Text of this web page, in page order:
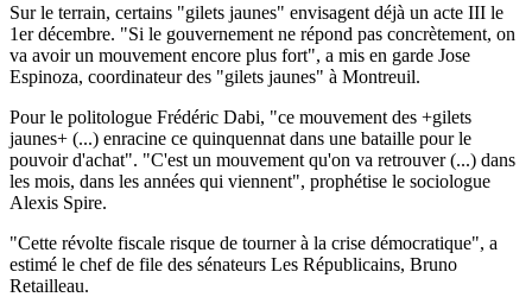
Sur le terrain, certains "gilets jaunes" envisagent déjà un acte III le
1er décembre. "Si le gouvernement ne répond pas concrètement, on
va avoir un mouvement encore plus fort", a mis en garde Jose
Espinoza, coordinateur des "gilets jaunes" à Montreuil.
Pour le politologue Frédéric Dabi, "ce mouvement des +gilets
jaunes+ (...) enracine ce quinquennat dans une bataille pour le
pouvoir d'achat". "C'est un mouvement qu'on va retrouver (...) dans
les mois, dans les années qui viennent", prophétise le sociologue
Alexis Spire.
"Cette révolte fiscale risque de tourner à la crise démocratique", a
estimé le chef de file des sénateurs Les Républicains, Bruno
Retailleau.